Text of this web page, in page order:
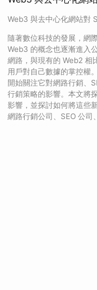
Web3 與去中心化網站對
隨著數位科技的發展，網
Web3 的概念也逐漸進入
網路，與現有的 Web2 相
用戶對自己數據的掌控權
開始關注它對網路行銷、
行銷策略的影響。本文將
影響，並探討如何將這些
網路行銷公司、SEO 公司